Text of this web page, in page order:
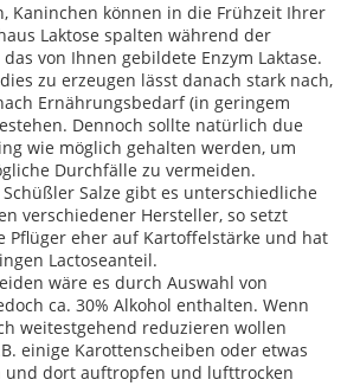
Kaninchen können in die Frühzeit Ihrer
Laktose spalten während der
von Ihnen gebildete Enzym Laktase.
zu erzeugen lässt danach stark nach,
Ernährungsbedarf (in geringem
Dennoch sollte natürlich due
wie möglich gehalten werden, um
Durchfälle zu vermeiden.
Salze gibt es unterschiedliche
verschiedener Hersteller, so setzt
Pflüger eher auf Kartoffelstärke und hat
Lactoseanteil.
wäre es durch Auswahl von
ca. 30% Alkohol enthalten. Wenn
weitestgehend reduzieren wollen
einige Karottenscheiben oder etwas
und dort auftropfen und lufttrocken